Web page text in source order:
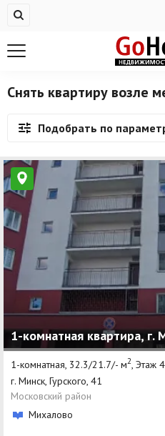
Купить квартиру
Новостройки
Дома/коттеджи/участки
Комерческая
Продажа коммерческой
Аренда коммерческой
Другие
Новости
Агентства
Ремонт квартир
Грузовое такси
Снять квартиру возле
Подобрать по
1-комнатная квартира, г.
1-комнатная, 32.3/21.7/- м2 , Этаж
г. Минск, Гурского, 41
Московский район
Михалово